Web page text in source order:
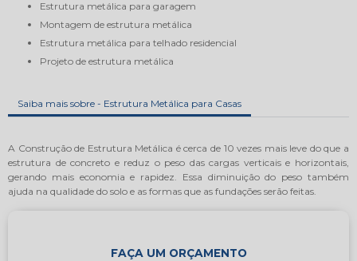
estrutura metálica para garagem
montagem de estrutura metálica
estrutura metálica para telhado residencial
projeto de estrutura metálica
Saiba mais sobre - Estrutura Metálica para Casas
A Construção de Estrutura Metálica é cerca de 10 vezes mais leve do que a
estrutura de concreto e reduz o peso das cargas verticais e horizontais,
gerando mais economia e rapidez. Essa diminuição do peso também
ajuda na qualidade do solo e as formas que as fundações serão feitas.
FAÇA UM ORÇAMENTO